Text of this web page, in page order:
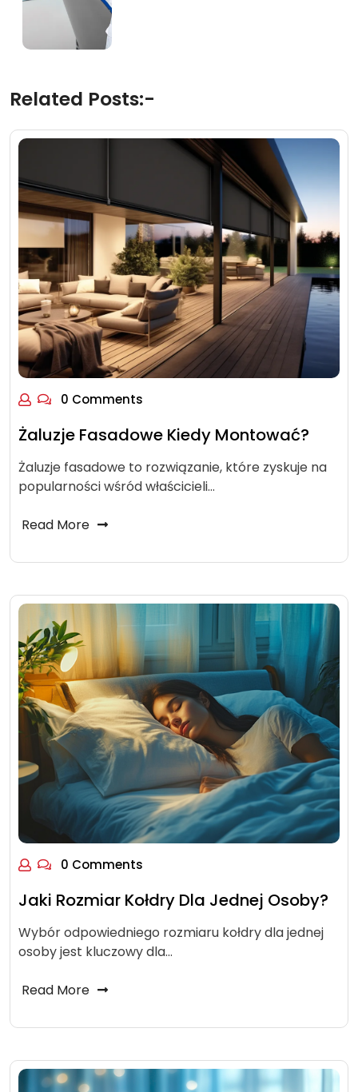
Related Posts:-
0 Comments
Żaluzje Fasadowe Kiedy Montować?
Żaluzje fasadowe to rozwiązanie, które zyskuje na
popularności wśród właścicieli…
Read More
0 Comments
Jaki Rozmiar Kołdry Dla Jednej Osoby?
Wybór odpowiedniego rozmiaru kołdry dla jednej
osoby jest kluczowy dla…
Read More